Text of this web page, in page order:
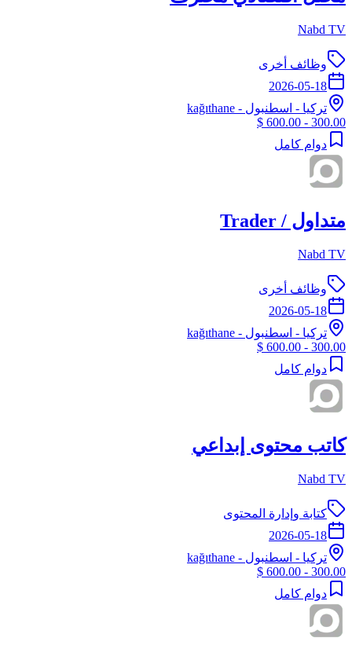
Nabd TV
وظائف أخرى
2026-05-18
تركيا - اسطنبول - kağıthane
300.00 - 600.00 $
دوام كامل
متداول / Trader
Nabd TV
وظائف أخرى
2026-05-18
تركيا - اسطنبول - kağıthane
300.00 - 600.00 $
دوام كامل
كاتب محتوى إبداعي
Nabd TV
كتابة وإدارة المحتوى
2026-05-18
تركيا - اسطنبول - kağıthane
300.00 - 600.00 $
دوام كامل